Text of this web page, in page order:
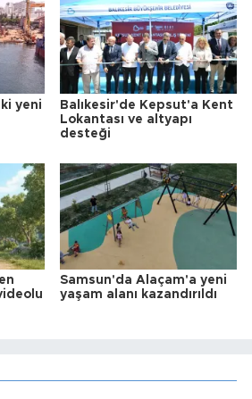
yeni
Balıkesir'de Kepsut'a Kent
Lokantası ve altyapı
desteği
Samsun'da Alaçam'a yeni
yaşam alanı kazandırıldı